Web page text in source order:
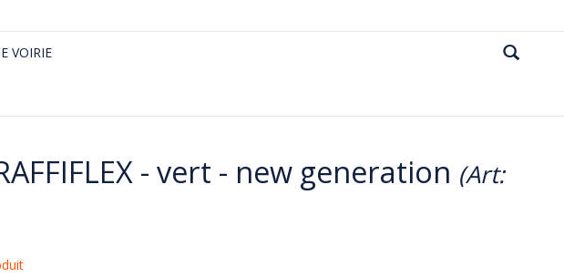
VOIRIE
- vert - new generation (Art: